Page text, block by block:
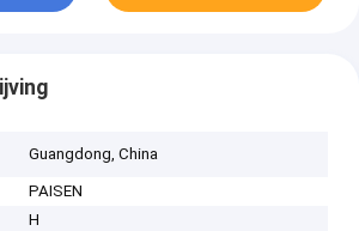
Guangdong, China
PAISEN
H